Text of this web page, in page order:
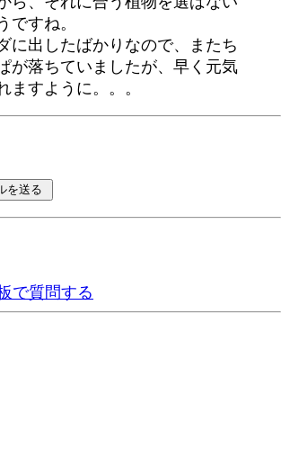
ですね。
に出したばかりなので、またち
が落ちていましたが、早く元気
ますように。。。
で質問する